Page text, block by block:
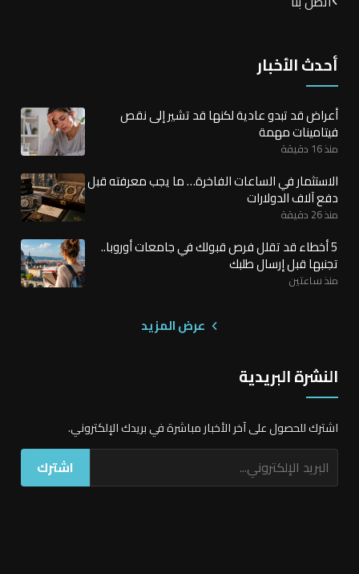
أحدث الأخبار
أعراض قد تبدو عادية لكنها قد تشير إلى نقص
فيتامينات مهمة
منذ 16 دقيقة
الاستثمار في الساعات الفاخرة… ما يجب معرفته قبل
دفع آلاف الدولارات
منذ 26 دقيقة
5 أخطاء قد تقلل فرص قبولك في جامعات أوروبا..
تجنبها قبل إرسال طلبك
منذ ساعتين
عرض المزيد
النشرة البريدية
اشترك للحصول على آخر الأخبار مباشرة في بريدك الإلكتروني.
اشترك